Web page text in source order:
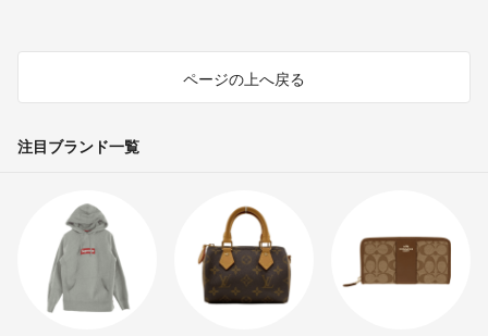
ページの上へ戻る
注目ブランド一覧